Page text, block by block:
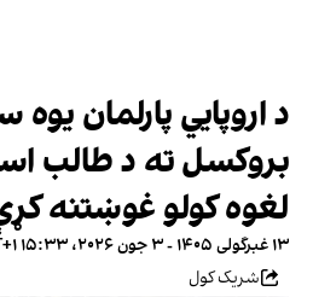
د اروپايي پارلمان
بروکسل ته د طالب
لغوه کولو غوښتنه
۱۳ غبرگولی ۱۴۰۵ - ۳ جون ۲۰۲۶، ۱۵:۳۳ GMT+۱
شریک کول